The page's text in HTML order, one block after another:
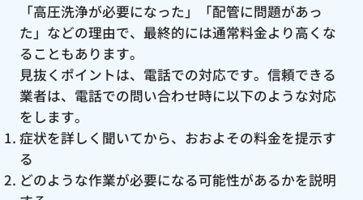
「高圧洗浄が必要になった」「配管に問題があっ
た」などの理由で、最終的には通常料金より高くな
ることもあります。
見抜くポイントは、電話での対応です。信頼できる
業者は、電話での問い合わせ時に以下のような対応
をします。
症状を詳しく聞いてから、おおよその料金を提示す
る
どのような作業が必要になる可能性があるかを説明